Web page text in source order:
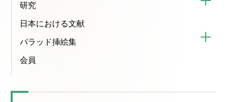
研究
日本における文献
バラッド挿絵集
会員